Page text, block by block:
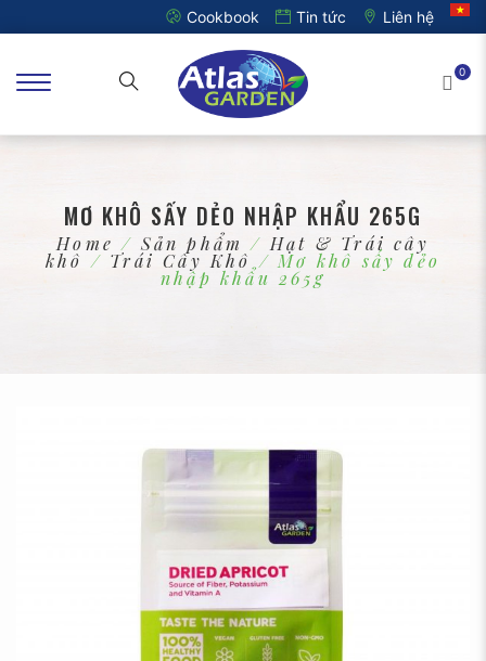
Cookbook Tin tức Liên hệ
0
MƠ KHÔ SẤY DẺO NHẬP KHẨU 265G
Home / Sản phẩm / Hạt & Trái cây
khô / Trái Cây Khô / Mơ khô sấy dẻo
nhập khẩu 265g